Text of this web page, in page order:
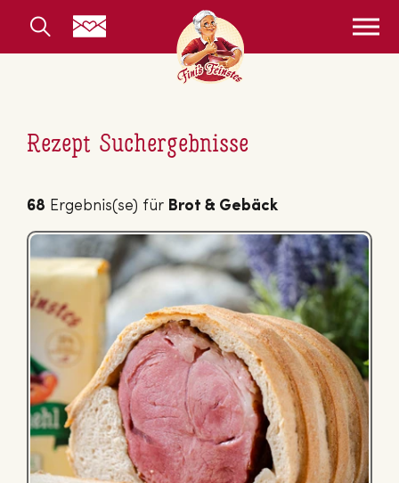
Rezept Suchergebnisse
68 Ergebnis(se) für Brot & Gebäck